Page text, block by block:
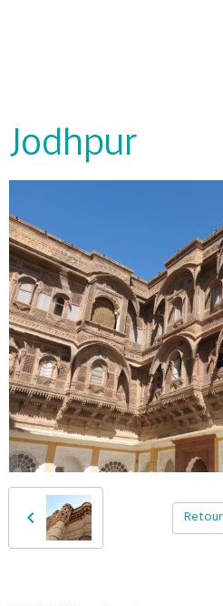
Jodhpur
Retour